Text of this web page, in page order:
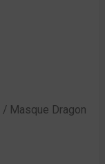
/ Masque Dragon